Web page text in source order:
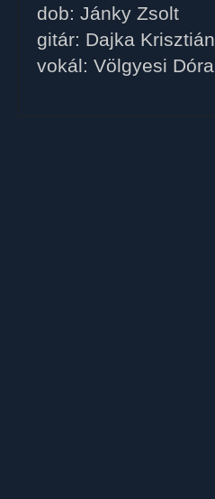
dob: Jánky Zsolt
gitár: Dajka Krisztián
vokál: Völgyesi Dóra